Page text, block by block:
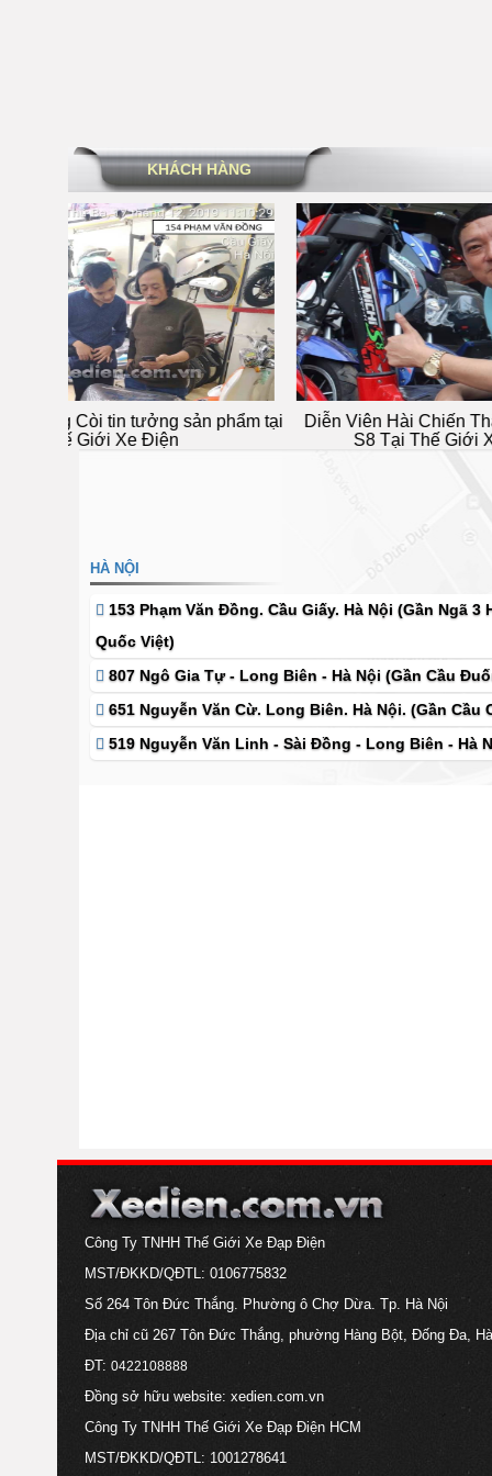
KHÁCH HÀNG
Diễn Viên Hài Chiến Thắng Mua Xe 133
S8 Tại Thế Giới Xe Điện
Xe ga
HÀ NỘI
153 Phạm Văn Đồng. Cầu Giấy. Hà Nội (Gần Ngã 3
Quốc Việt)
807 Ngô Gia Tự - Long Biên - Hà Nội (Gần Cầu
651 Nguyễn Văn Cừ. Long Biên. Hà Nội. (Gần Cầu
519 Nguyễn Văn Linh - Sài Đồng - Long Biên - Hà
Công Ty TNHH Thế Giới Xe Đạp Điện
MST/ĐKKD/QĐTL: 0106775832
Số 264 Tôn Đức Thắng. Phường ô Chợ Dừa. Tp. Hà Nội
Địa chỉ cũ 267 Tôn Đức Thắng, phường Hàng Bột, Đống Đa,
ĐT: 0422108888
Đồng sở hữu website: xedien.com.vn
Công Ty TNHH Thế Giới Xe Đạp Điện HCM
MST/ĐKKD/QĐTL: 1001278641